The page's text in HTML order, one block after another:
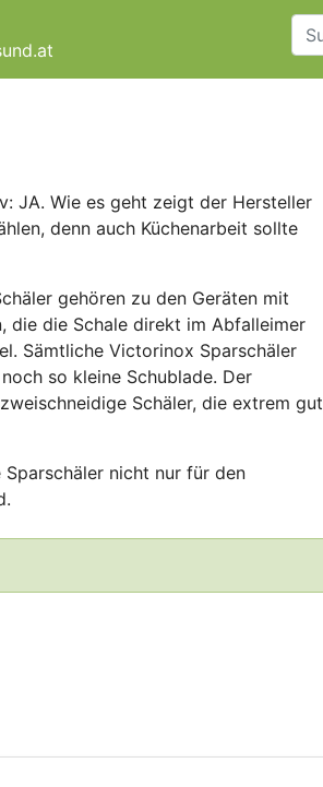
JA. Wie es geht zeigt der Hersteller
denn auch Küchenarbeit sollte
gehören zu den Geräten mit
die die Schale direkt im Abfalleimer
Sämtliche Victorinox Sparschäler
so kleine Schublade. Der
Schäler, die extrem gut
nicht nur für den